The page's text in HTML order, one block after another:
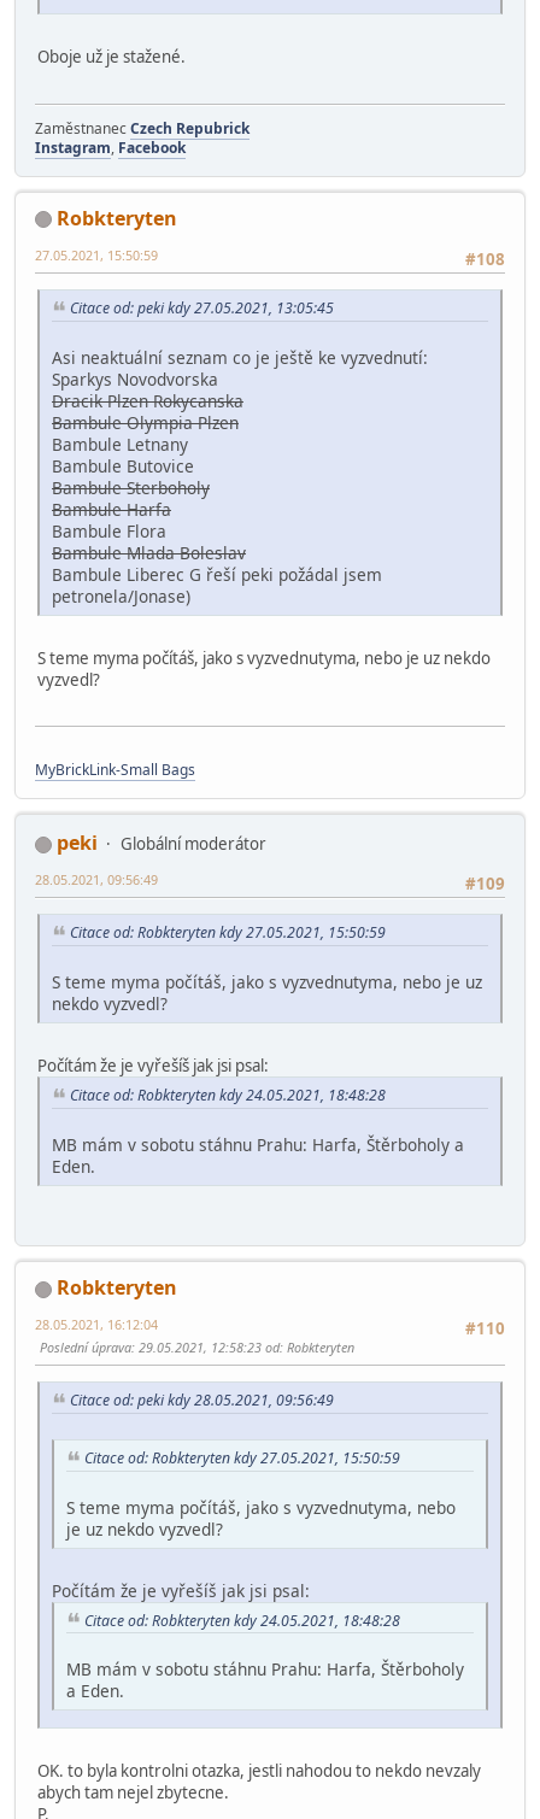
Oboje už je stažené.
ZaměstnanecCzech Repubrick
Instagram, Facebook
Robkteryten
#108
27.05.2021, 15:50:59
Citace od: peki kdy 27.05.2021, 13:05:45
Asi neaktuální seznam co je ještě ke vyzvednutí:
Sparkys Novodvorska
Dracik Plzen Rokycanska
Bambule Olympia Plzen
Bambule Letnany
Bambule Butovice
Bambule Sterboholy
Bambule Harfa
Bambule Flora
Bambule Mlada Boleslav
Bambule Liberec G řeší peki požádal jsem
petronela/Jonase)
S teme myma počítáš, jako s vyzvednutyma, nebo je uz nekdo
vyzvedl?
MyBrickLink-Small Bags
peki
Globální moderátor
#109
28.05.2021, 09:56:49
Citace od: Robkteryten kdy 27.05.2021, 15:50:59
S teme myma počítáš, jako s vyzvednutyma, nebo je uz
nekdo vyzvedl?
Počítám že je vyřešíš jak jsi psal:
Citace od: Robkteryten kdy 24.05.2021, 18:48:28
MB mám v sobotu stáhnu Prahu: Harfa, Štěrboholy a
Eden.
Robkteryten
#110
28.05.2021, 16:12:04
Poslední úprava: 29.05.2021, 12:58:23 od: Robkteryten
Citace od: peki kdy 28.05.2021, 09:56:49
Citace od: Robkteryten kdy 27.05.2021, 15:50:59
S teme myma počítáš, jako s vyzvednutyma, nebo
je uz nekdo vyzvedl?
Počítám že je vyřešíš jak jsi psal:
Citace od: Robkteryten kdy 24.05.2021, 18:48:28
MB mám v sobotu stáhnu Prahu: Harfa, Štěrboholy
a Eden.
OK. to byla kontrolni otazka, jestli nahodou to nekdo nevzaly
abych tam nejel zbytecne.